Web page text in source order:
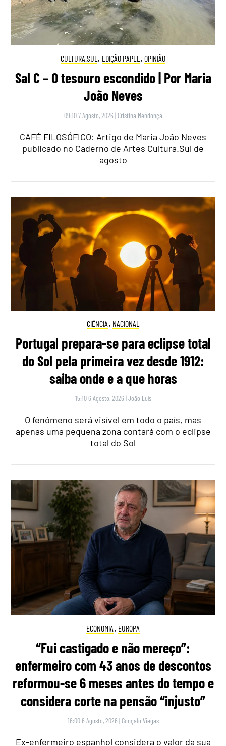
CULTURA.SUL , EDIÇÃO PAPEL , OPINIÃO
Sal C – O tesouro escondido | Por Maria
João Neves
09:10 7 Agosto, 2026 | Cristina Mendonça
CAFÉ FILOSÓFICO: Artigo de Maria João Neves
publicado no Caderno de Artes Cultura.Sul de
agosto
CIÊNCIA , NACIONAL
Portugal prepara-se para eclipse total
do Sol pela primeira vez desde 1912:
saiba onde e a que horas
15:10 6 Agosto, 2026 |João Luís
O fenómeno será visível em todo o país, mas
apenas uma pequena zona contará com o eclipse
total do Sol
ECONOMIA , EUROPA
“Fui castigado e não mereço”:
enfermeiro com 43 anos de descontos
reformou-se 6 meses antes do tempo e
considera corte na pensão “injusto”
16:00 6 Agosto, 2026 | Gonçalo Viegas
Ex-enfermeiro espanhol considera o valor da sua